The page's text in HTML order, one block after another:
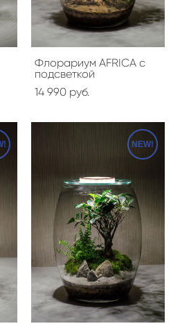
Флорариум AFRICA с
подсветкой
14 990 pуб.
NEW!